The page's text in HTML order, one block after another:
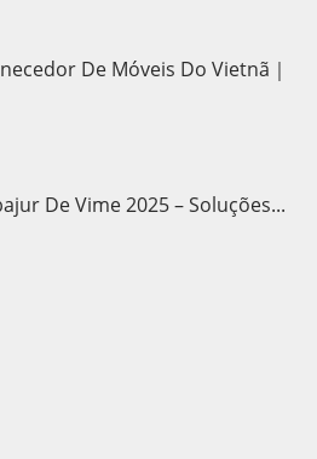
De Móveis Do Vietnã｜
De Vime 2025 – Soluções...